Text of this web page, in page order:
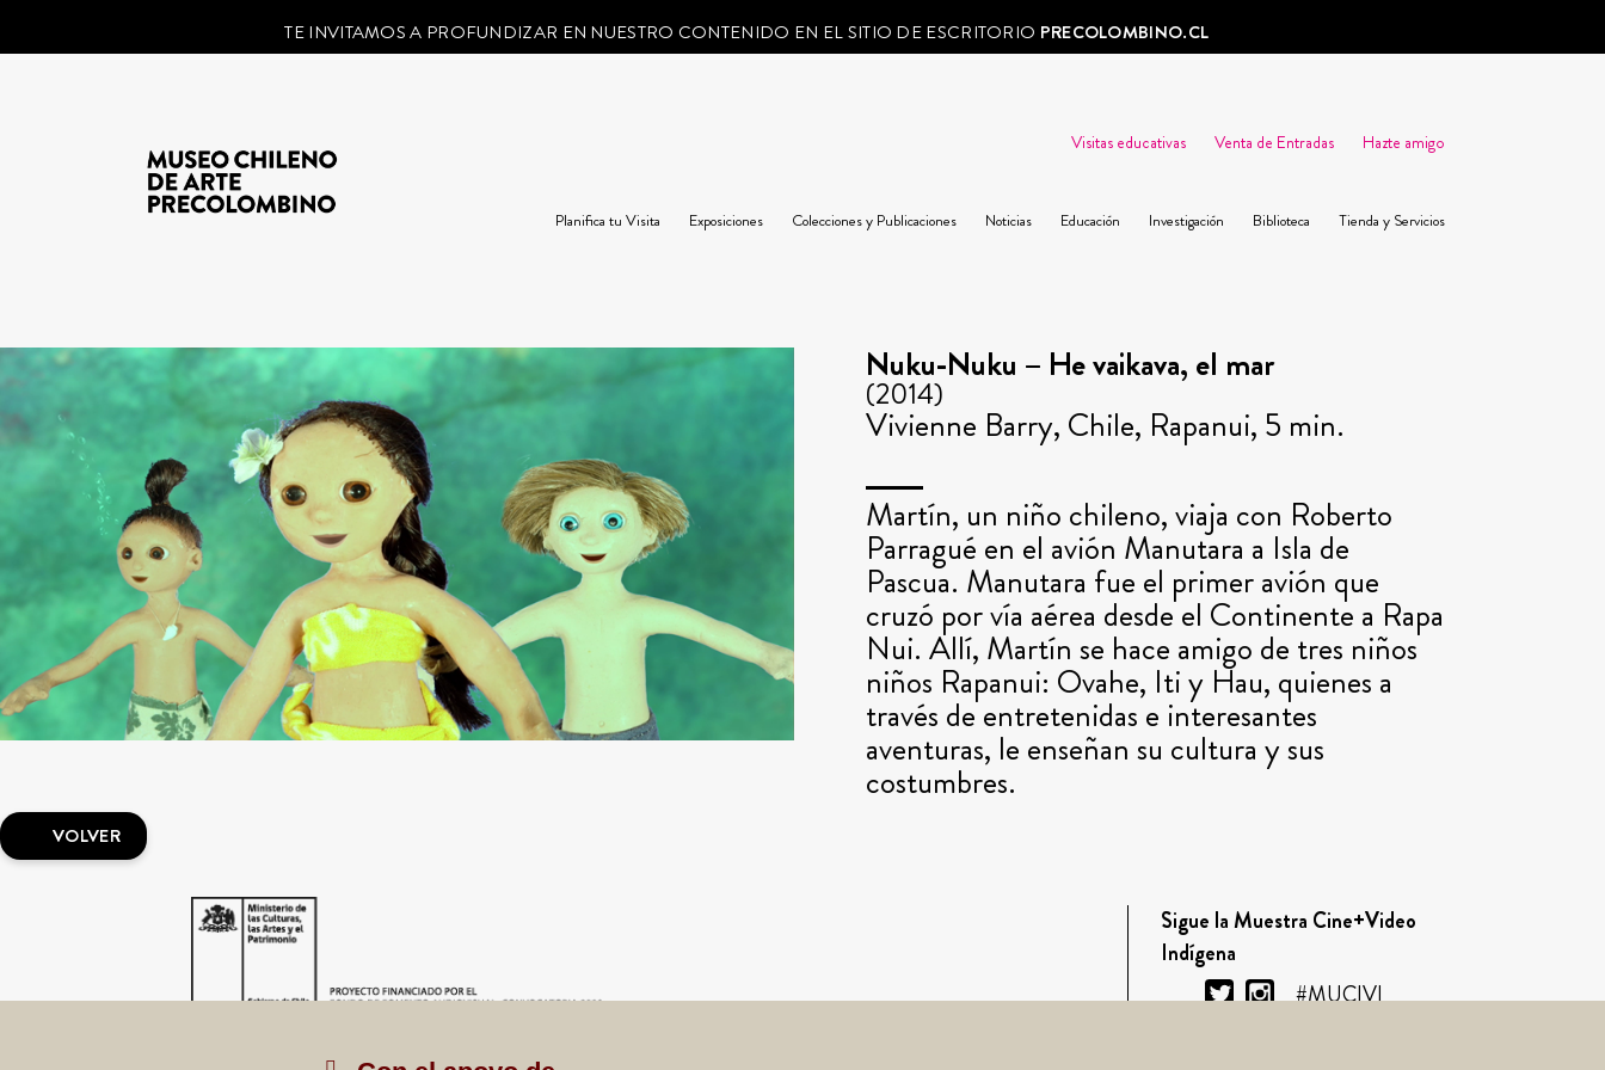
TE INVITAMOS A PROFUNDIZAR EN NUESTRO CONTENIDO EN EL SITIO DE ESCRITORIO PRECOLOMBINO.CL
Visitas educativas Venta de Entradas Hazte amigo
Planifica tu Visita Exposiciones Colecciones y Publicaciones Noticias Educación Investigación Biblioteca Tienda y Servicios
VOLVER
Nuku-Nuku – He vaikava, el mar
(2014)
Vivienne Barry, Chile, Rapanui, 5 min.
Martín, un niño chileno, viaja con Roberto
Parragué en el avión Manutara a Isla de
Pascua. Manutara fue el primer avión que
cruzó por vía aérea desde el Continente a Rapa
Nui. Allí, Martín se hace amigo de tres niños
niños Rapanui: Ovahe, Iti y Hau, quienes a
través de entretenidas e interesantes
aventuras, le enseñan su cultura y sus
costumbres.
Sigue la Muestra Cine+Video
Indígena
#MUCIVI